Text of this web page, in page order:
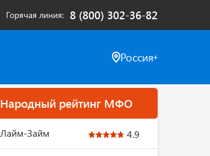
Горячая линия 8 (800) 302-36-82
Россия
Народный рейтинг МФО
Лайм-Займ 4.9